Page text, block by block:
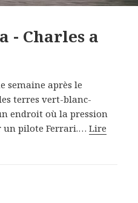
- Charles a
semaine après le
terres vert-blanc-
endroit où la pression
un pilote Ferrari.…Lire